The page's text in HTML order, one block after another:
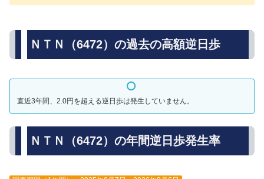
ＮＴＮ（6472）の過去の高額逆日歩
直近3年間、2.0円を超える逆日歩は発生していません。
ＮＴＮ（6472）の年間逆日歩発生率